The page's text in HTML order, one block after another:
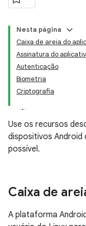
Nesta página
Caixa de areia do
Assinatura do
Autenticação
Biometria
Criptografia
Use os recursos
dispositivos Android
possível.
Caixa de
A plataforma